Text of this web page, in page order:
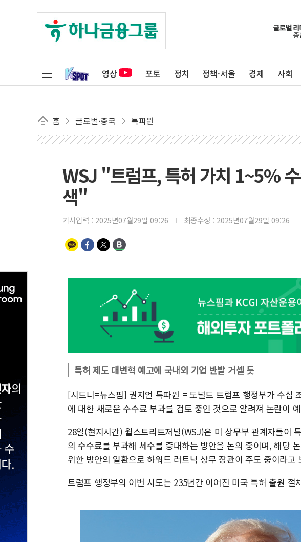
영상 포토 정치 정책·서울 경제 사회
홈 글로벌·중국 특파원
WSJ "트럼프, 특허 가치 1~5%
색"
기사입력 : 2025년07월29일 09:26 최종수정 : 2025년07월29일 09:26
특허 제도 대변혁 예고에 국내외 기업 반발 거셀 듯
[시드니=뉴스핌] 권지언 특파원 = 도널드 트럼프 행정부가 수십
에 대한 새로운 수수료 부과를 검토 중인 것으로 알려져 논란이
28일(현지시간) 월스트리트저널(WSJ)은 미 상무부 관계자들이
의 수수료를 부과해 세수를 증대하는 방안을 논의 중이며, 해당
위한 방안의 일환으로 하워드 러트닉 상무 장관이 주도 중이라고
트럼프 행정부의 이번 시도는 235년간 이어진 미국 특허 출원